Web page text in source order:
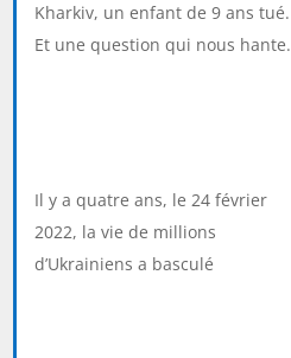
Kharkiv, un enfant de 9 ans tué.
Et une question qui nous hante.
Il y a quatre ans, le 24 février
2022, la vie de millions
d’Ukrainiens a basculé